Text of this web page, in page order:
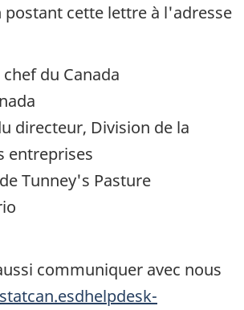
postant cette lettre à l'adresse
du Canada
directeur, Division de la
entreprises
Tunney's Pasture
communiquer avec nous
statcan.esdhelpdesk-